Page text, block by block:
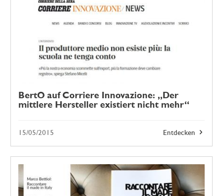
BertO auf Corriere Innovazione: „Der
mittlere Hersteller existiert nicht mehr“
Entdecken
15/05/2015